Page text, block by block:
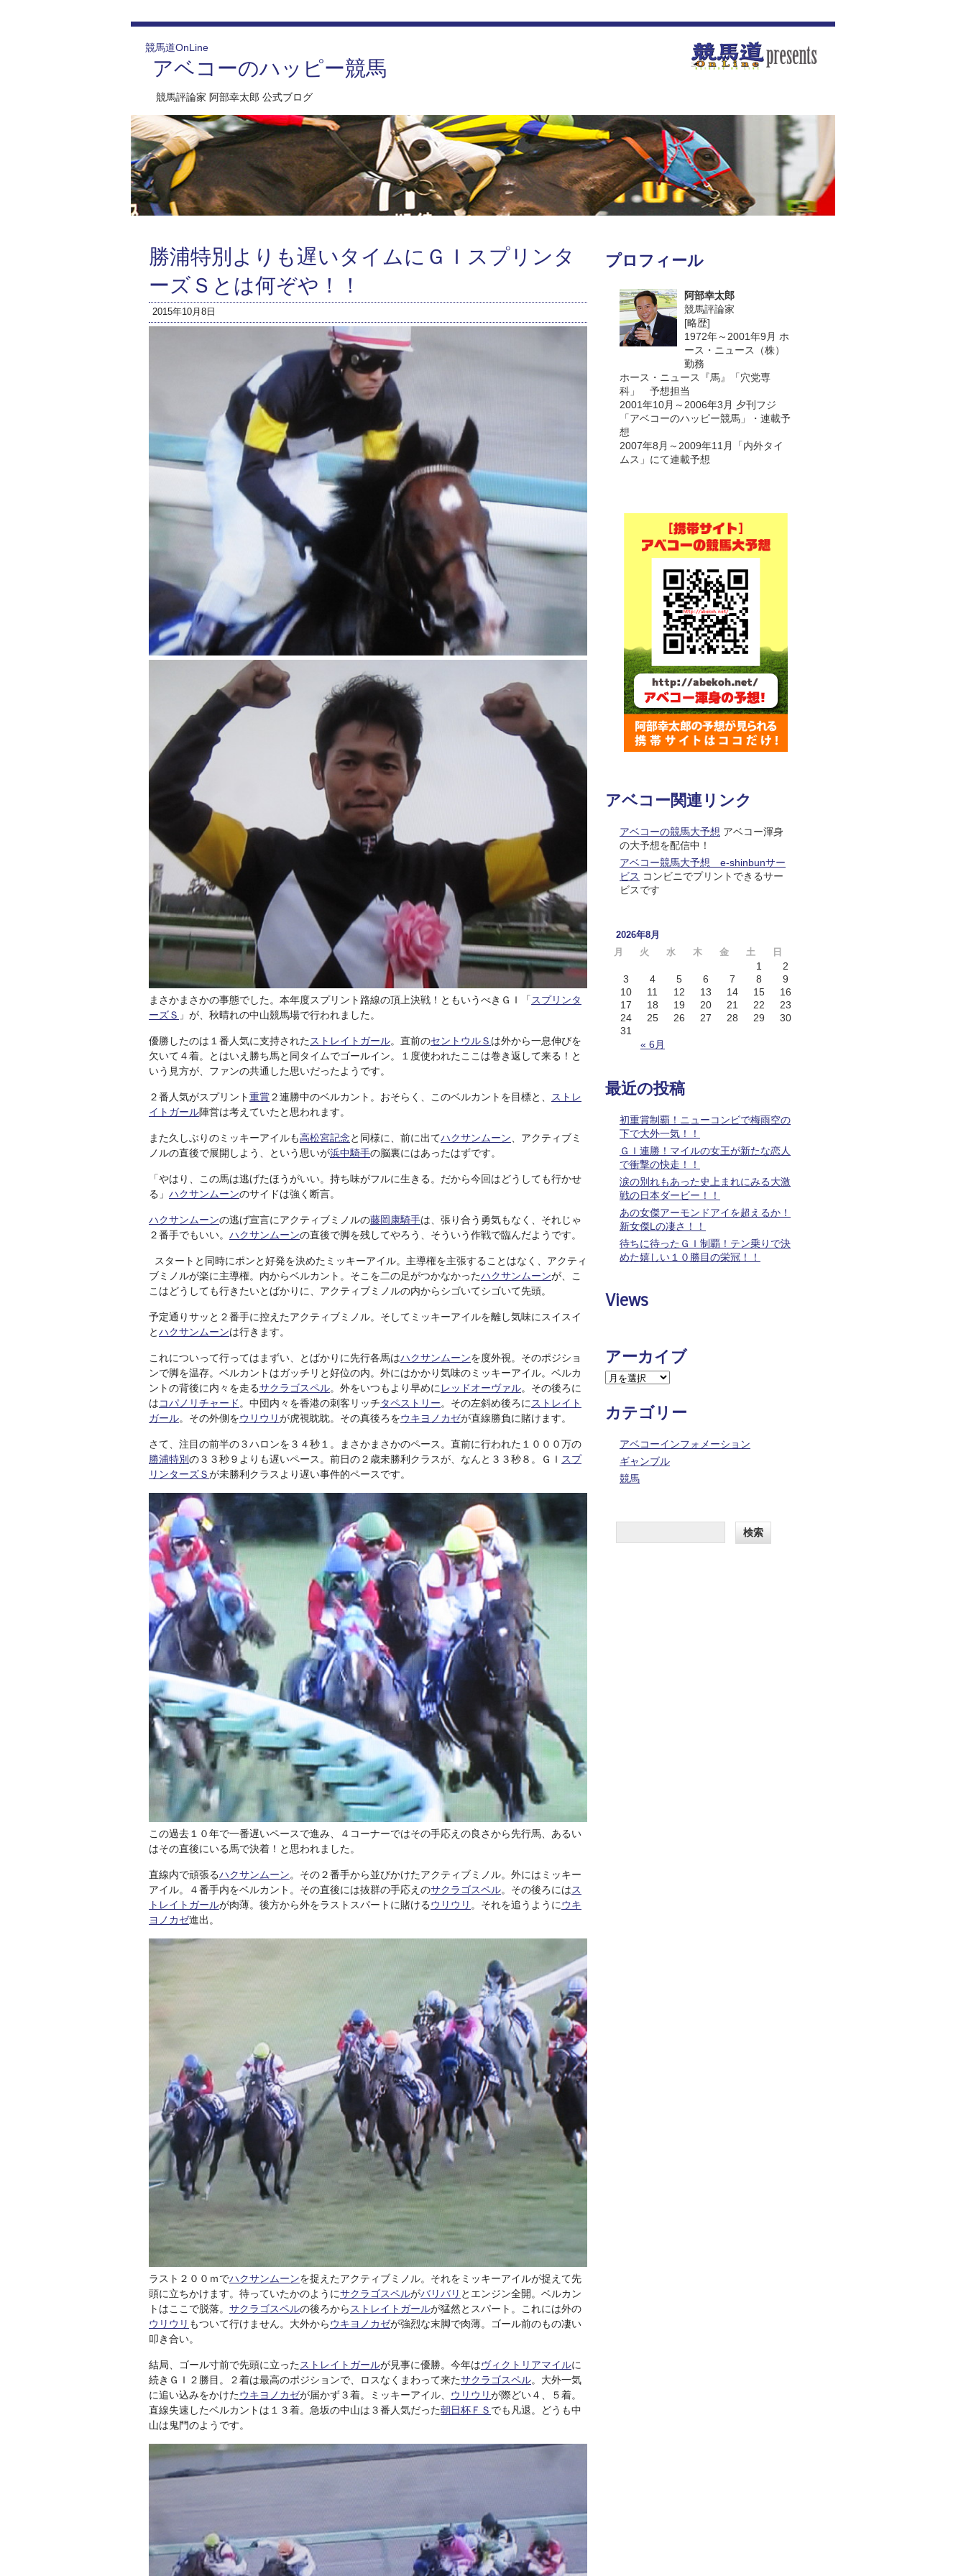
競馬道OnLine
アベコーのハッピー競馬
競馬評論家 阿部幸太郎 公式ブログ
勝浦特別よりも遅いタイムにＧＩスプリンタ
ーズＳとは何ぞや！！
2015年10月8日
まさかまさかの事態でした。本年度スプリント路線の頂上決戦！ともいうべきＧＩ「 スプリンタ
ーズＳ 」が、秋晴れの中山競馬場で行われました。
優勝したのは１番人気に支持されたストレイトガール。直前のセントウルＳ は外から一息伸びを
欠いて４着。とはいえ勝ち馬と同タイムでゴールイン。１度使われたここは巻き返して来る！と
いう見方が、ファンの共通した思いだったようです。
２番人気がスプリント重賞２連勝中のベルカント。おそらく、このベルカントを目標と、
ストレ
イトガール陣営は考えていたと思われます。
また久しぶりのミッキーアイルも高松宮記念と同様に、前に出てハクサンムーン 、アクティブミ
ノルの直後で展開しよう、という思いが浜中騎手の脳裏にはあったはずです。
「やはり、この馬は逃げたほうがいい。持ち味がフルに生きる。だから今回はどうしても行かせ
る」 ハクサンムーンのサイドは強く断言。
ハクサンムーンの逃げ宣言にアクティブミノルの藤岡康騎手は、張り合う勇気もなく、それじゃ
２番手でもいい。 ハクサンムーンの直後で脚を残してやろう、そういう作戦で臨んだようです。
スタートと同時にポンと好発を決めたミッキーアイル。主導権を主張することはなく、アクティ
ブミノルが楽に主導権。内からベルカント。そこを二の足がつかなかったハクサンムーンが、こ
こはどうしても行きたいとばかりに、アクティブミノルの内からシゴいてシゴいて先頭。
予定通りサッと２番手に控えたアクティブミノル。そしてミッキーアイルを離し気味にスイスイ
とハクサンムーンは行きます。
これについって行ってはまずい、とばかりに先行各馬はハクサンムーンを度外視。そのポジショ
ンで脚を温存。ベルカントはガッチリと好位の内。外にはかかり気味のミッキーアイル。ベルカ
ントの背後に内々を走るサクラゴスペル。外をいつもより早めに レッドオーヴァル。その後ろに
はコパノリチャード 。中団内々を香港の刺客リッチタペストリー。その左斜め後ろに ストレイト
ガール。その外側をウリウリが虎視眈眈。その真後ろをウキヨノカゼが直線勝負に賭けます。
さて、注目の前半の３ハロンを３４秒１。まさかまさかのペース。直前に行われた１０００万の
勝浦特別の３３秒９よりも遅いペース。前日の２歳未勝利クラスが、なんと３３秒８。ＧＩ スプ
リンターズＳが未勝利クラスより遅い事件的ペースです。
この過去１０年で一番遅いペースで進み、４コーナーではその手応えの良さから先行馬、あるい
はその直後にいる馬で決着！と思われました。
直線内で頑張るハクサンムーン。その２番手から並びかけたアクティブミノル。外にはミッキー
アイル。４番手内をベルカント。その直後には抜群の手応えのサクラゴスペル。その後ろにはス
トレイトガールが肉薄。後方から外をラストスパートに賭けるウリウリ 。それを追うようにウキ
ヨノカゼ進出。
ラスト２００ｍでハクサンムーンを捉えたアクティブミノル。それをミッキーアイルが捉えて先
頭に立ちかけます。待っていたかのようにサクラゴスペルがバリバリ とエンジン全開。ベルカン
トはここで脱落。 サクラゴスペルの後ろから ストレイトガールが猛然とスパート。これには外の
ウリウリ もついて行けません。大外からウキヨノカゼが強烈な末脚で肉薄。ゴール前のもの凄い
叩き合い。
結局、ゴール寸前で先頭に立ったストレイトガールが見事に優勝。今年はヴィクトリアマイルに
続きＧＩ２勝目。２着は最高のポジションで、ロスなくまわって来たサクラゴスペル。大外一気
に追い込みをかけたウキヨノカゼが届かず３着。ミッキーアイル、 ウリウリが際どい４、５着。
直線失速したベルカントは１３着。急坂の中山は３番人気だった朝日杯ＦＳ でも凡退。どうも中
山は鬼門のようです。
プロフィール
阿部幸太郎
競馬評論家
[略歴]
1972年～2001年9月 ホ
ース・ニュース（株）
勤務
ホース・ニュース『馬』「穴党専
科」 予想担当
2001年10月～2006年3月 夕刊フジ
「アベコーのハッピー競馬」・連載予
想
2007年8月～2009年11月「内外タイ
ムス」にて連載予想
アベコー関連リンク
アベコーの競馬大予想 アベコー渾身
の大予想を配信中！
アベコー競馬大予想 e-shinbunサー
ビス コンビニでプリントできるサー
ビスです
2026年8月
月
火 水 木 金 土 日
« 6月
1
2
3
4 5 6 7 8
9
10
11 12 13 14 15
16
17
18 19 20 21 22
23
24
25 26 27 28 29
30
31
最近の投稿
初重賞制覇！ニューコンビで梅雨空の
下で大外一気！！
ＧＩ連勝！マイルの女王が新たな恋人
で衝撃の快走！！
涙の別れもあった史上まれにみる大激
戦の日本ダービー！！
あの女傑アーモンドアイを超えるか！
新女傑Lの凄さ！！
待ちに待ったＧＩ制覇！テン乗りで決
めた嬉しい１０勝目の栄冠！！
Views
アーカイブ
カテゴリー
アベコーインフォメーション
ギャンブル
競馬